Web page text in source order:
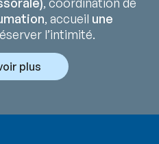
, coordination de
, accueil une
l’intimité.
plus